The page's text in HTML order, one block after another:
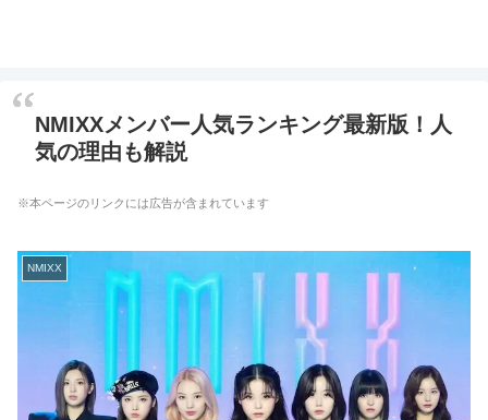
NMIXXメンバー人気ランキング最新版！人
気の理由も解説
※本ページのリンクには広告が含まれています
NMIXX